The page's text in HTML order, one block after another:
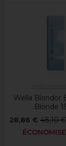
Wella Blondor
Blonde
28,86 € 48,10 €